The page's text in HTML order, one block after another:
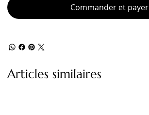
Commander et payer
Articles similaires